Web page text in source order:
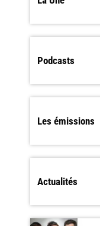
Podcasts
Les émissions
Actualités